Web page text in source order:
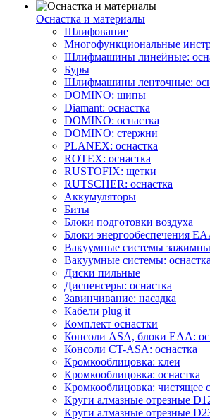
Оснастка и материалы
Шлифование
Многофункциональные
Шлифмашины линейные:
Буры
Шлифмашины ленточные:
DOMINO: шипы
Diamant: оснастка
DOMINO: оснастка
DOMINO: стержни
PLANEX: оснастка
ROTEX: оснастка
RUSTOFIX: щетки
RUTSCHER: оснастка
Аккумуляторы
Биты
Блоки подготовки воздуха
Блоки энергообеспечения
Вакуумные системы
Вакуумные системы: оснастка
Диски пильные
Диспенсеры: оснастка
Завинчивание: насадка
Кабели plug it
Комплект оснастки
Консоли ASA, блоки EAA:
Консоли CT-ASA: оснастка
Кромкооблицовка: клеи
Кромкооблицовка: оснастка
Кромкооблицовка: чистящее
Круги алмазные отрезные
Круги алмазные отрезные